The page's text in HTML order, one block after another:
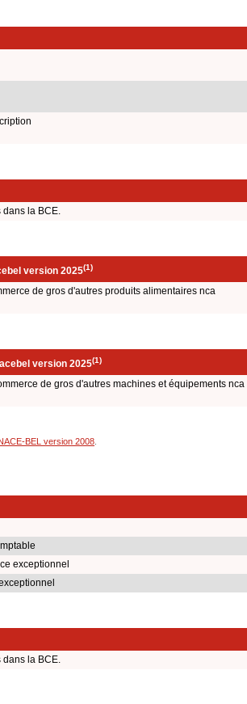
dans la BCE.
version 2025(1)
de gros d'autres produits alimentaires nca
version 2025(1)
de gros d'autres machines et équipements nca
BEL version 2008
exceptionnel
dans la BCE.